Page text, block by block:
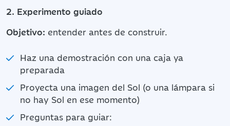
2. Experimento guiado
Objetivo: entender antes de construir.
Haz una demostración con una caja ya
preparada
Proyecta una imagen del Sol (o una lámpara si
no hay Sol en ese momento)
Preguntas para guiar: